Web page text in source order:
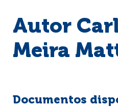
Autor
Meira
Documentos